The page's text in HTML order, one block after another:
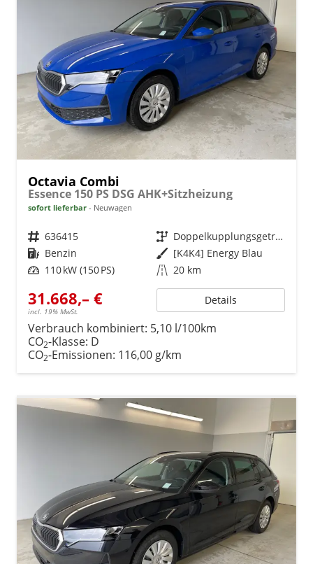
Octavia Combi
Essence 150 PS DSG AHK+Sitzheizung
sofort lieferbar Neuwagen
Fahrzeugnr. 636415 Getriebe
Doppelkupplungsgetriebe (DSG)
Kraftstoff Benzin Außenfarbe [K4K4] Energy Blau
Leistung 110 kW (150 PS) Kilometerstand 20 km
31.668,– €
incl. 19% MwSt.
Details
Verbrauch kombiniert: 5,10 l/100km
CO2-Klasse: D
CO2-Emissionen: 116,00 g/km